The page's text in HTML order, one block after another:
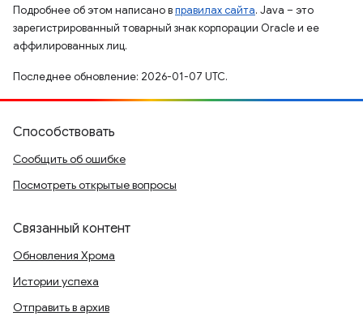
Подробнее об этом написано вправилах сайта. Java – это
зарегистрированный товарный знак корпорации Oracle и ее
аффилированных лиц.
Последнее обновление: 2026-01-07 UTC.
Способствовать
Сообщить об ошибке
Посмотреть открытые вопросы
Связанный контент
Обновления Хрома
Истории успеха
Отправить в архив